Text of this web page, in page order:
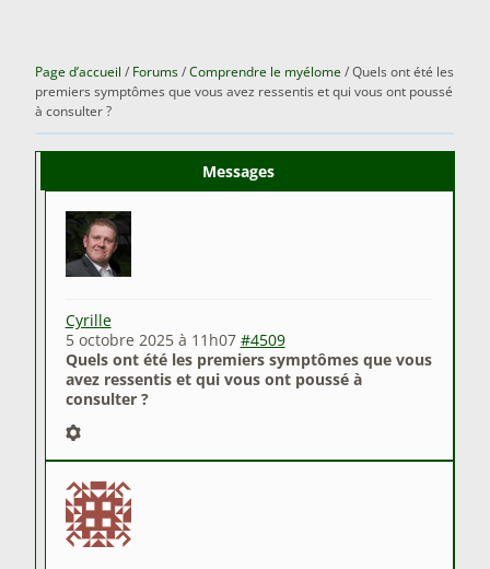
Page d’accueil / Forums/Comprendre le myélome /Quels ont été les
premiers symptômes que vous avez ressentis et qui vous ont poussé
à consulter ?
Messages
Cyrille
5 octobre 2025 à 11h07 #4509
Quels ont été les premiers symptômes que vous
avez ressentis et qui vous ont poussé à
consulter ?